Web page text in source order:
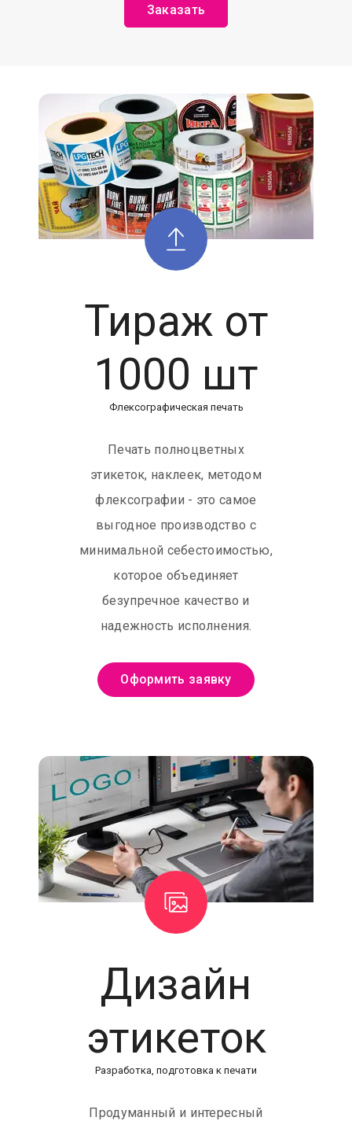
Заказать
Тираж от
1000 шт
Флексографическая печать
Печать полноцветных
этикеток, наклеек, методом
флексографии - это самое
выгодное производство с
минимальной себестоимостью,
которое объединяет
безупречное качество и
надежность исполнения.
Оформить заявку
Дизайн
этикеток
Разработка, подготовка к печати
Продуманный и интересный